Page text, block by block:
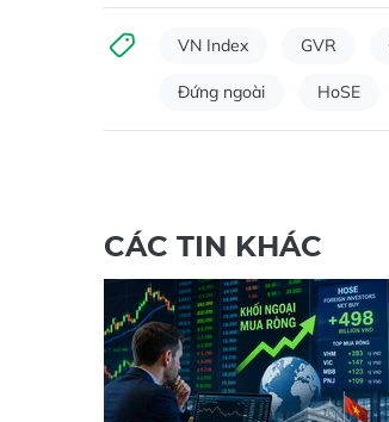
VN Index GVR
Đứng ngoài HoSE
CÁC TIN KHÁC